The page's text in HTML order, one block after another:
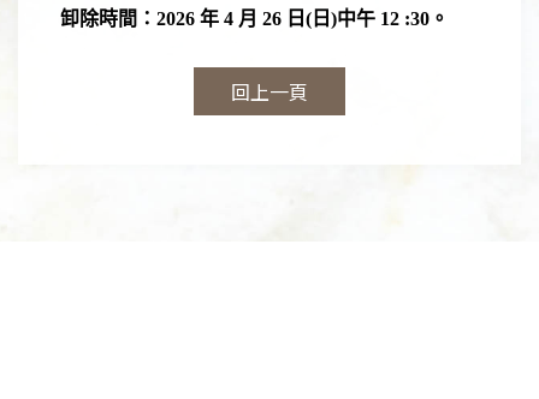
卸除時間：2026 年 4 月 26 日(日)中午 12 :30。
回上一頁